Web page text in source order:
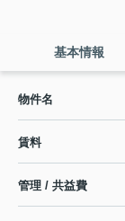
基本情報
物件名
賃料
管理 / 共益費